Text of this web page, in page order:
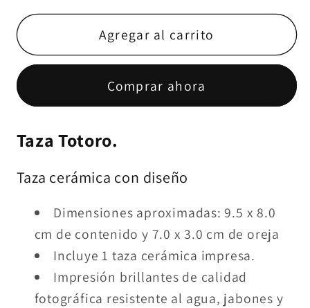
para
Totoro
para
Taza
Totoro
Agregar al carrito
Comprar ahora
Taza Totoro.
Taza cerámica con diseño
Dimensiones aproximadas: 9.5 x 8.0
cm de contenido y 7.0 x 3.0 cm de oreja
Incluye 1 taza cerámica impresa.
Impresión brillantes de calidad
fotográfica resistente al agua, jabones y